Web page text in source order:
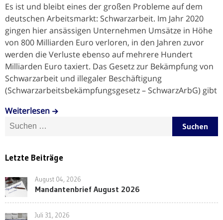
Es ist und bleibt eines der großen Probleme auf dem
deutschen Arbeitsmarkt: Schwarzarbeit. Im Jahr 2020
gingen hier ansässigen Unternehmen Umsätze in Höhe
von 800 Milliarden Euro verloren, in den Jahren zuvor
werden die Verluste ebenso auf mehrere Hundert
Milliarden Euro taxiert. Das Gesetz zur Bekämpfung von
Schwarzarbeit und illegaler Beschäftigung
(Schwarzarbeitsbekämpfungsgesetz – SchwarzArbG) gibt
Weiterlesen
Suche nach:
Letzte Beiträge
August 04, 2026
Mandantenbrief August 2026
Juli 31, 2026